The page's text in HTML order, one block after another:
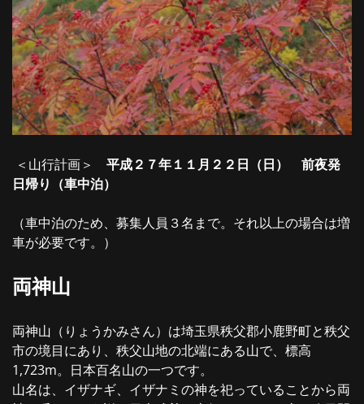
＜山行計画＞ 平成２７年１１月２２日（日） 前夜発
日帰り（車中泊）
（車中泊のため、募集人員３名まで。それ以上の場合は増
車が必要です。）
両神山
両神山（りょうかみさん）は埼玉県秩父郡小鹿野町と秩父
市の境目にあり、秩父山地の北端にある山で、標高
1,723m。日本百名山の一つです。
山名は、イザナギ、イザナミの神を祀っていることから両